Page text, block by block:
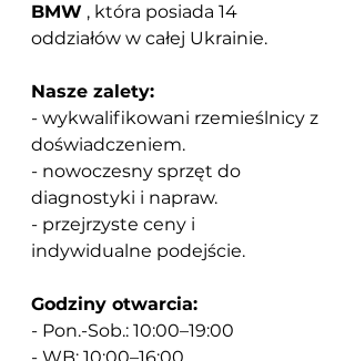
BMW , która posiada 14
oddziałów w całej Ukrainie.
Nasze zalety:
- wykwalifikowani rzemieślnicy z
doświadczeniem.
- nowoczesny sprzęt do
diagnostyki i napraw.
- przejrzyste ceny i
indywidualne podejście.
Godziny otwarcia:
- Pon.-Sob.: 10:00–19:00